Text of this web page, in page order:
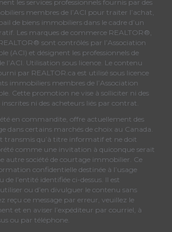
les services professionnels fournis par des
membres de l’ACI pour traiter l’achat,
de biens immobiliers dans le cadre d’un
Les marques de commerce REALTOR®,
sont contrôlés par l’Association
(ACI) et désignent les professionnels de
l’ACI. Utilisation sous licence. Le contenu
par REALTOR.ca est utilisé sous licence
immobiliers membres de l’Association
. Cette promotion ne vise à solliciter ni des
ni des acheteurs liés par contrat.
en commandite, offre actuellement des
dans certains marchés de choix au Canada.
transmis qu’à titre informatif et ne doit
comme une invitation à quiconque serait
autre société de courtage immobilier. Ce
confidentielle destinée à l’usage
de l’entité identifiée ci-dessus. Il est
ou d’en divulguer le contenu sans
reçu ce message par erreur, veuillez le
et en aviser l’expéditeur par courriel, à
ou par téléphone.